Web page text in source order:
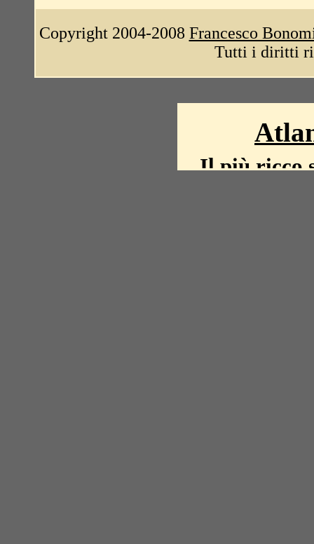
Copyright 2004-2008 Francesco
Tutti i diritti
Il più ricco